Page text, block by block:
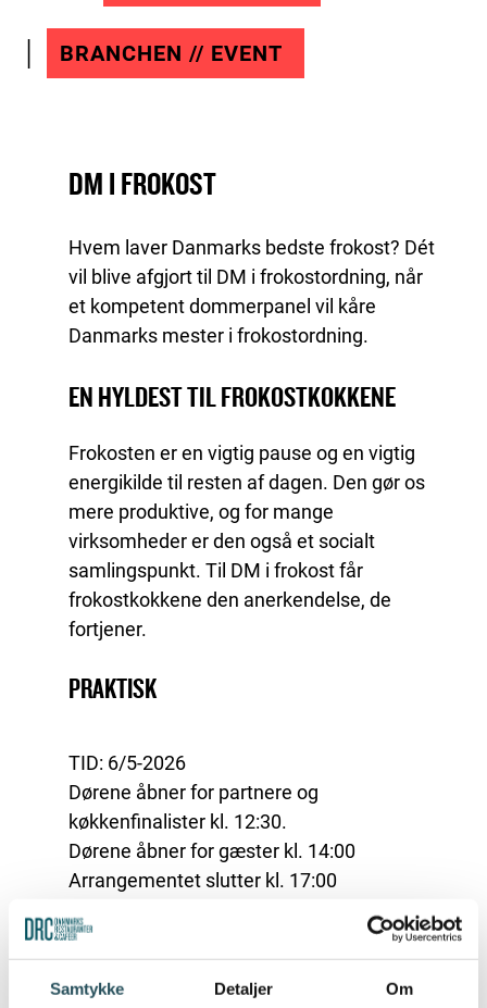
Samtykke Detaljer Om
BRANCHEN // EVENT
DM I FROKOST
Hvem laver Danmarks bedste frokost? Dét
vil blive afgjort til DM i frokostordning, når
et kompetent dommerpanel vil kåre
Danmarks mester i frokostordning.
EN HYLDEST TIL FROKOSTKOKKENE
Frokosten er en vigtig pause og en vigtig
energikilde til resten af dagen. Den gør os
mere produktive, og for mange
virksomheder er den også et socialt
samlingspunkt. Til DM i frokost får
frokostkokkene den anerkendelse, de
fortjener.
PRAKTISK
TID: 6/5-2026
Dørene åbner for partnere og
køkkenfinalister kl. 12:30.
Dørene åbner for gæster kl. 14:00
Arrangementet slutter kl. 17:00
STED: DGI Byen, Vestaurant
Tietgensgade 65, 1704 København V